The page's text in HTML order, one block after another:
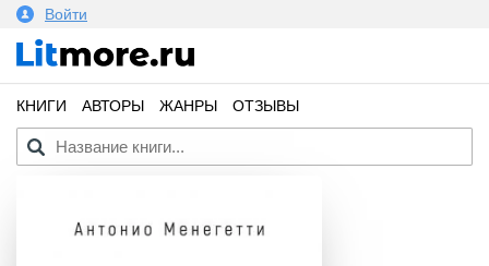
Войти
КНИГИ АВТОРЫ ЖАНРЫ ОТЗЫВЫ